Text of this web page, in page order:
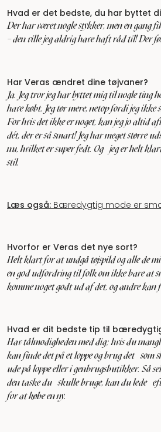
Hvad er det bedste, du har byttet
Der har været nogle stykker, men en gang
– den ville jeg aldrig have haft råd til! Der
Har Veras ændret dine tøjvaner?
Ja. Jeg tror jeg har byttet mig til nogle ting
have købt. Jeg tør mere, netop fordi jeg ikke
For hvis det ikke er noget, kan jeg jo altid
dét, der er så smart! Jeg har meget større
nu, hvilket er super fedt. Og jeg er helt
stil.
Læs også: Bæredygtig mode er
Hvorfor er Veras det nye sort?
Helt klart for at undgå tøjspild og alle de
en god udfordring til folk om ikke bare at
komme noget godt ud af det, og andre kan
Hvad er dit bedste tip til
Hav tålmodigheden med dig; hvis du
kan finde det på et loppe og brug det som
ude på loppe eller i genbrugsbutikker. Så
den taske du skulle bruge, kan du lede
for at købe en ny.